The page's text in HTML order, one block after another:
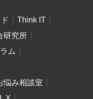
Think IT
研究所
ム
悩み相談室